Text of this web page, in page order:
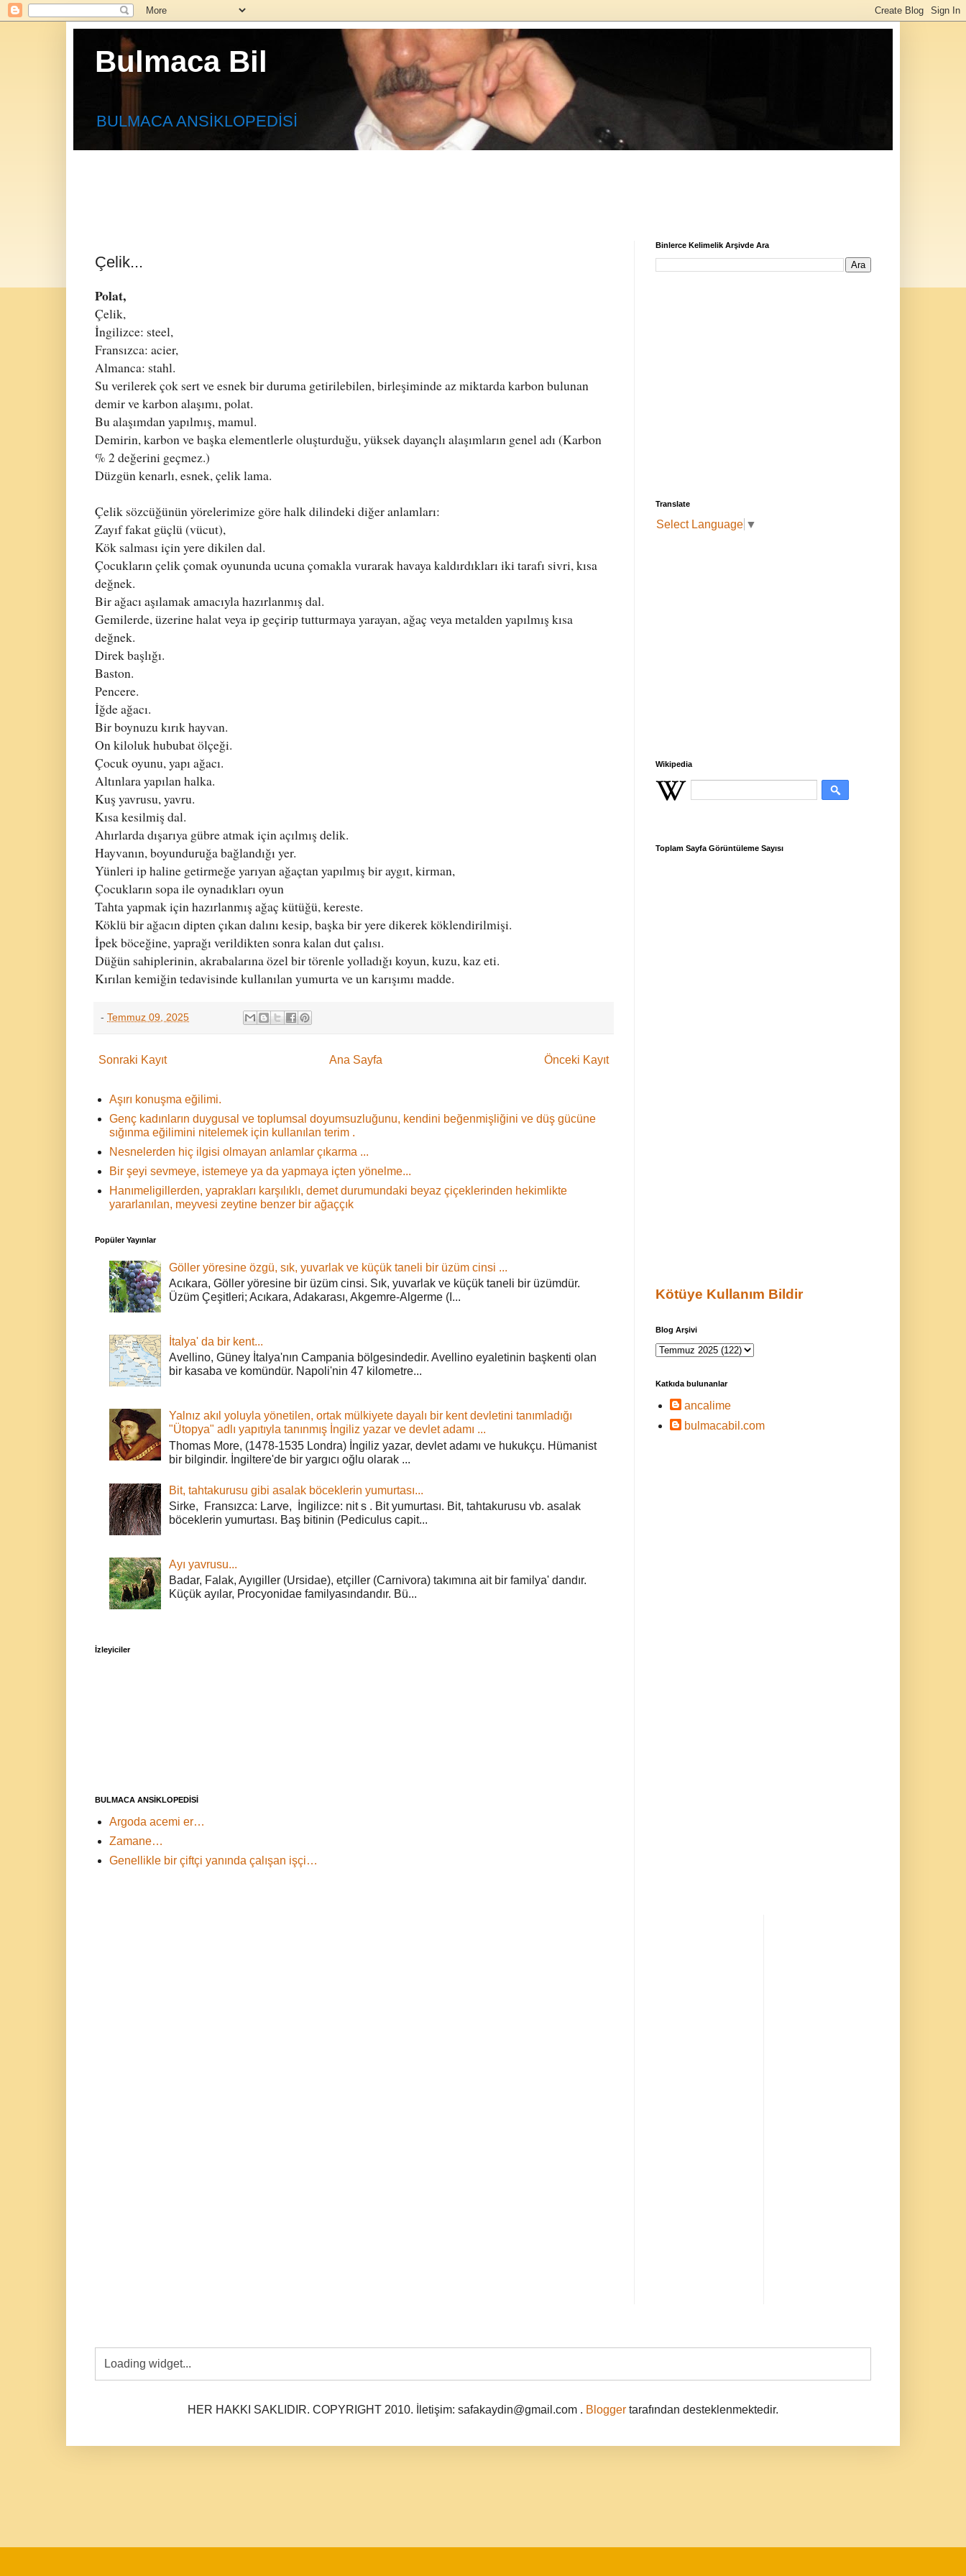
Bulmaca Bil
BULMACA ANSİKLOPEDİSİ
Çelik...
Polat,
Çelik,
İngilizce: steel,
Fransızca: acier,
Almanca: stahl.
Su verilerek çok sert ve esnek bir duruma getirilebilen, birleşiminde az miktarda karbon bulunan
demir ve karbon alaşımı, polat.
Bu alaşımdan yapılmış, mamul.
Demirin, karbon ve başka elementlerle oluşturduğu, yüksek dayançlı alaşımların genel adı (Karbon
% 2 değerini geçmez.)
Düzgün kenarlı, esnek, çelik lama.
Çelik sözcüğünün yörelerimize göre halk dilindeki diğer anlamları:
Zayıf fakat güçlü (vücut),
Kök salması için yere dikilen dal.
Çocukların çelik çomak oyununda ucuna çomakla vurarak havaya kaldırdıkları iki tarafı sivri, kısa
değnek.
Bir ağacı aşılamak amacıyla hazırlanmış dal.
Gemilerde, üzerine halat veya ip geçirip tutturmaya yarayan, ağaç veya metalden yapılmış kısa
değnek.
Direk başlığı.
Baston.
Pencere.
İğde ağacı.
Bir boynuzu kırık hayvan.
On kiloluk hububat ölçeği.
Çocuk oyunu, yapı ağacı.
Altınlara yapılan halka.
Kuş yavrusu, yavru.
Kısa kesilmiş dal.
Ahırlarda dışarıya gübre atmak için açılmış delik.
Hayvanın, boyunduruğa bağlandığı yer.
Yünleri ip haline getirmeğe yarıyan ağaçtan yapılmış bir aygıt, kirman,
Çocukların sopa ile oynadıkları oyun
Tahta yapmak için hazırlanmış ağaç kütüğü, kereste.
Köklü bir ağacın dipten çıkan dalını kesip, başka bir yere dikerek köklendirilmişi.
İpek böceğine, yaprağı verildikten sonra kalan dut çalısı.
Düğün sahiplerinin, akrabalarına özel bir törenle yolladığı koyun, kuzu, kaz eti.
Kırılan kemiğin tedavisinde kullanılan yumurta ve un karışımı madde.
- Temmuz 09, 2025
Sonraki Kayıt Önceki Kayıt
Ana Sayfa
Aşırı konuşma eğilimi.
Genç kadınların duygusal ve toplumsal doyumsuzluğunu, kendini beğenmişliğini ve düş gücüne
sığınma eğilimini nitelemek için kullanılan terim .
Nesnelerden hiç ilgisi olmayan anlamlar çıkarma ...
Bir şeyi sevmeye, istemeye ya da yapmaya içten yönelme...
Hanımeligillerden, yaprakları karşılıklı, demet durumundaki beyaz çiçeklerinden hekimlikte
yararlanılan, meyvesi zeytine benzer bir ağaççık
Popüler Yayınlar
Göller yöresine özgü, sık, yuvarlak ve küçük taneli bir üzüm cinsi ...
Acıkara, Göller yöresine bir üzüm cinsi. Sık, yuvarlak ve küçük taneli bir üzümdür.
Üzüm Çeşitleri; Acıkara, Adakarası, Akgemre-Algerme (I...
İtalya' da bir kent...
Avellino, Güney İtalya'nın Campania bölgesindedir. Avellino eyaletinin başkenti olan
bir kasaba ve komündür. Napoli'nin 47 kilometre...
Yalnız akıl yoluyla yönetilen, ortak mülkiyete dayalı bir kent devletini tanımladığı
"Ütopya" adlı yapıtıyla tanınmış İngiliz yazar ve devlet adamı ...
Thomas More, (1478-1535 Londra) İngiliz yazar, devlet adamı ve hukukçu. Hümanist
bir bilgindir. İngiltere'de bir yargıcı oğlu olarak ...
Bit, tahtakurusu gibi asalak böceklerin yumurtası...
Sirke, Fransızca: Larve, İngilizce: nit s . Bit yumurtası. Bit, tahtakurusu vb. asalak
böceklerin yumurtası. Baş bitinin (Pediculus capit...
Ayı yavrusu...
Badar, Falak, Ayıgiller (Ursidae), etçiller (Carnivora) takımına ait bir familya' dandır.
Küçük ayılar, Procyonidae familyasındandır. Bü...
İzleyiciler
BULMACA ANSİKLOPEDİSİ
Argoda acemi er…
Zamane…
Genellikle bir çiftçi yanında çalışan işçi…
Binlerce Kelimelik Arşivde Ara
Translate
Select Language ▼
Wikipedia
Toplam Sayfa Görüntüleme Sayısı
Kötüye Kullanım Bildir
Blog Arşivi
Katkıda bulunanlar
ancalime
bulmacabil.com
HER HAKKI SAKLIDIR. COPYRIGHT 2010. İletişim: safakaydin@gmail.com . Blogger tarafından desteklenmektedir.